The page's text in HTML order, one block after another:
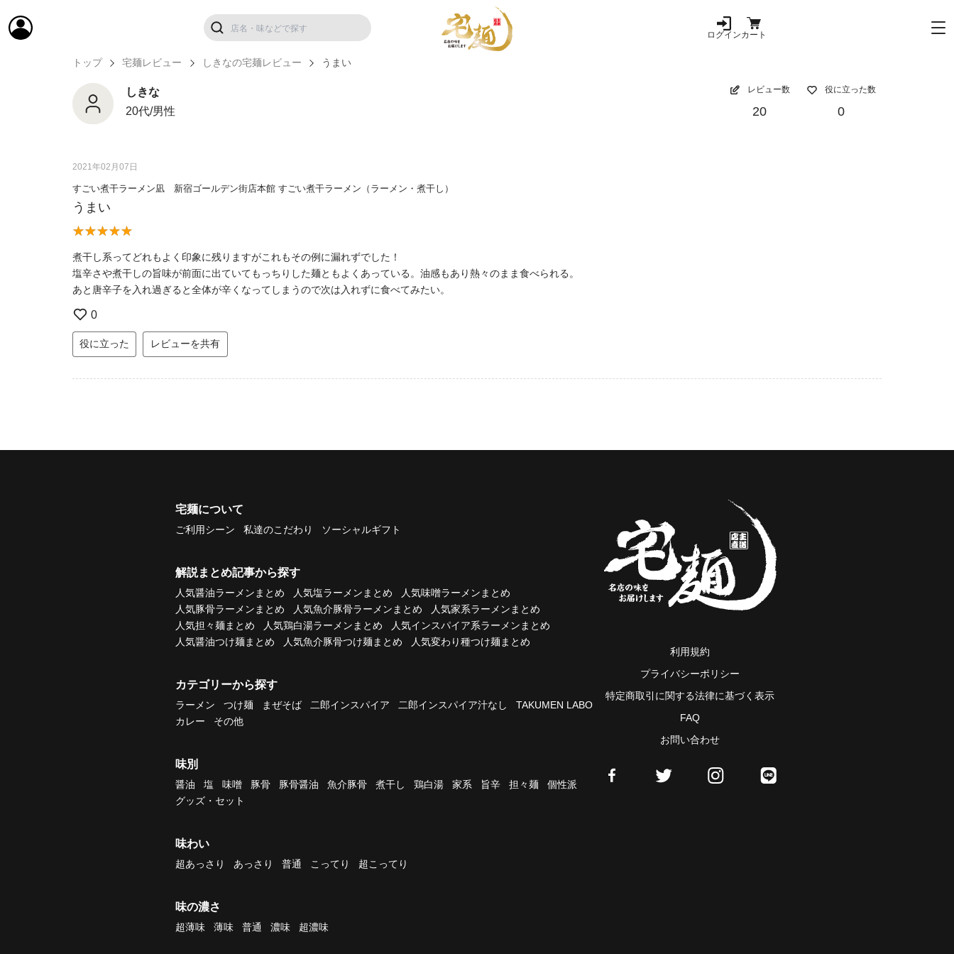
ログインカート
トップ 宅麺レビュー しきなの宅麺レビュー うまい
しきな
20代/男性
レビュー数
20
役に立った数
0
2021年02月07日
すごい煮干ラーメン凪 新宿ゴールデン街店本館 すごい煮干ラーメン（ラーメン・煮干し）
うまい
煮干し系ってどれもよく印象に残りますがこれもその例に漏れずでした！
塩辛さや煮干しの旨味が前面に出ていてもっちりした麺ともよくあっている。油感もあり熱々のまま食べられる。
あと唐辛子を入れ過ぎると全体が辛くなってしまうので次は入れずに食べてみたい。
0
役に立った レビューを共有
宅麺について
ご利用シーン 私達のこだわり ソーシャルギフト
解説まとめ記事から探す
人気醤油ラーメンまとめ 人気塩ラーメンまとめ
人気味噌ラーメンまとめ
人気豚骨ラーメンまとめ
人気魚介豚骨ラーメンまとめ
人気家系ラーメンまとめ
人気担々麺まとめ
人気鶏白湯ラーメンまとめ
人気インスパイア系ラーメンまとめ
人気醤油つけ麺まとめ
人気魚介豚骨つけ麺まとめ 人気変わり種つけ麺まとめ
カテゴリーから探す
ラーメン つけ麺 まぜそば 二郎インスパイア 二郎インスパイア汁なし
TAKUMEN LABO
カレー
その他
味別
醤油 塩 味噌 豚骨 豚骨醤油 魚介豚骨 煮干し 鶏白湯 家系 旨辛 担々麺
個性派
グッズ・セット
味わい
超あっさり あっさり 普通 こってり 超こってり
味の濃さ
超薄味 薄味 普通 濃味 超濃味
利用規約
プライバシーポリシー
特定商取引に関する法律に基づく表示
FAQ
お問い合わせ